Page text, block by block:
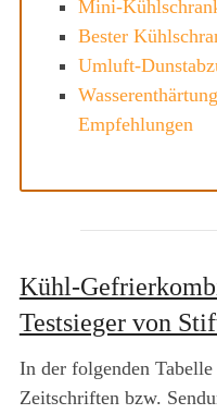
Mini-
Bester
Umluft-
Empfehlungen
Kühl-
Testsieger von
In der folgenden
Zeitschriften bzw.